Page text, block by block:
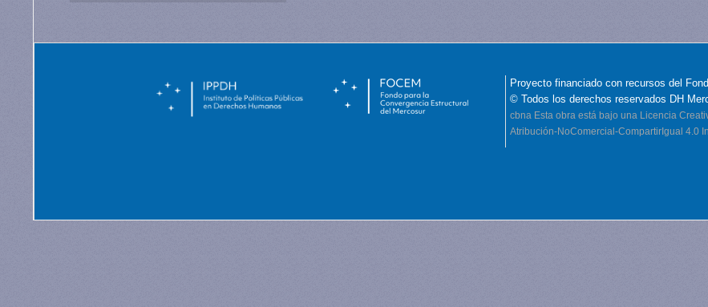
Proyecto financiado con recursos del
© Todos los derechos reservados DH
cbna Esta obra está bajo una Licencia
Atribución-NoComercial-CompartirIgual 4.0